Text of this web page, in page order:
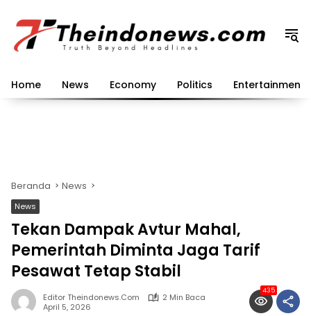
konten
Home News Economy Politics Entertainment
Beranda News
News
Tekan Dampak Avtur Mahal,
Pemerintah Diminta Jaga Tarif
Pesawat Tetap Stabil
Editor Theindonews.com
2 Min Baca
April 5, 2026
435